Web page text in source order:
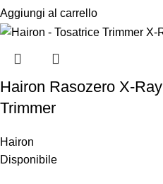
Aggiungi al carrello
Hairon Rasozero X-Ray
Trimmer
Hairon
Disponibile